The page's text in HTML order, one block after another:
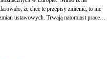
że chce te przepisy zmienić, to nie
ustawowych. Trwają natomiast prace